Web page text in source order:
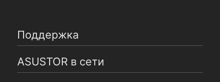
Поддержка
ASUSTOR в сети